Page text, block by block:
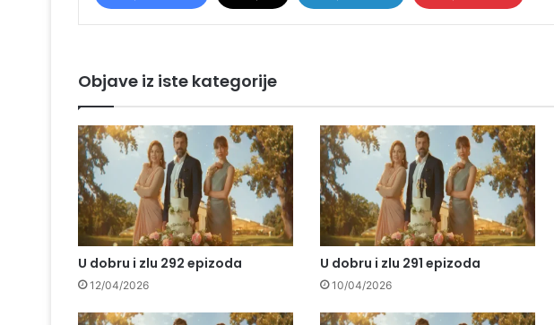
Objave iz iste kategorije
U dobru i zlu 292 epizoda
12/04/2026
U dobru i zlu 291 epizoda
10/04/2026